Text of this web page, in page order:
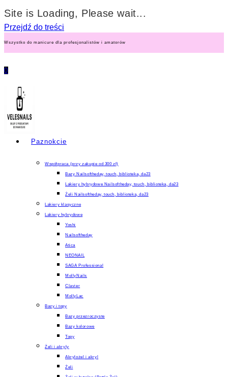
Site is Loading, Please wait...
Przejdź do treści
Wszystko do manicure dla profesjonalistów i amatorów
0
Paznokcie
Współpraca (przy zakupie od 300 zł)
Bazy Nailsoftheday, touch, biblioteka, da23
Lakiery hybrydowe Nailsoftheday, touch, biblioteka, da23
Żeli Nailsoftheday, touch, biblioteka, da23
Lakiery klasyczne
Lakiery hybrydowe
Yoshi
Nailsoftheday
Atica
NEONAIL
SAGA Professional
MollyNails
Clavier
MollyLac
Bazy i topy
Bazy przezroczyste
Bazy kolorowe
Topy
Żeli i akryly
Akrylożel i akryl
Żeli